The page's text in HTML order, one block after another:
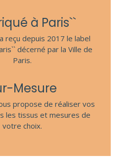
à Paris``
reçu depuis 2017 le label
décerné par la Ville de
Paris.
Mesure
propose de réaliser vos
les tissus et mesures de
votre choix.